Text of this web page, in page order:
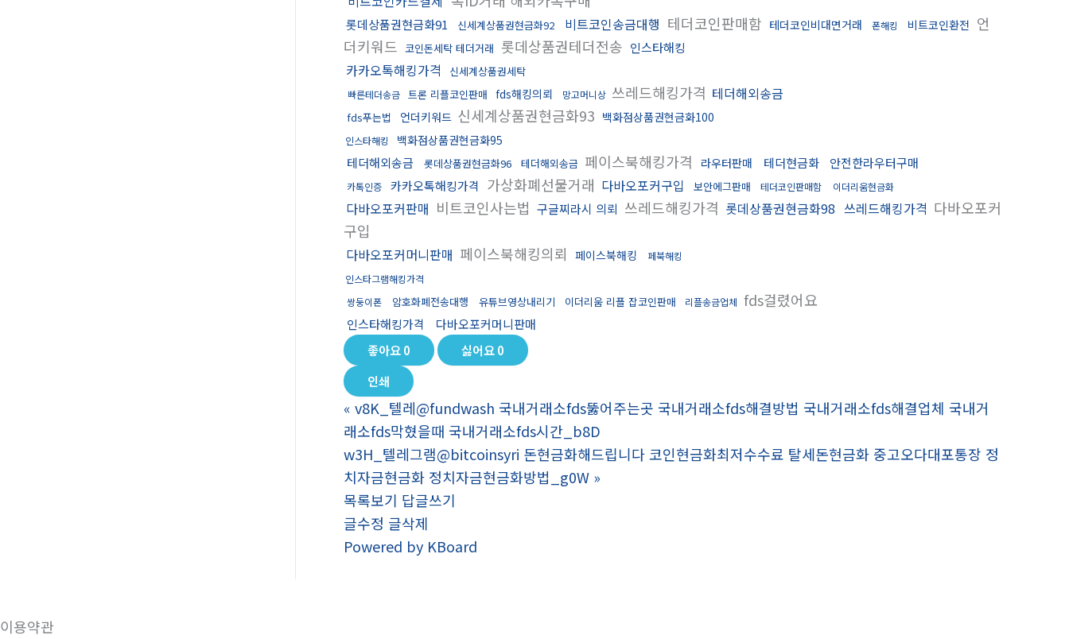
롯데상품권현금화91 신세계상품권현금화92 비트코인송금대행 테더코인판매함 테더코인비대면거래 폰해킹 비트코인환전 언
더키워드 코인돈세탁 테더거래 롯데상품권테더전송 인스타해킹
카카오톡해킹가격 신세계상품권세탁
빠른테더송금 트론 리플코인판매 fds해킹의뢰 망고머니상 쓰레드해킹가격 테더해외송금
fds푸는법 언더키워드 신세계상품권현금화93 백화점상품권현금화100
인스타해킹 백화점상품권현금화95
테더해외송금 롯데상품권현금화96 테더해외송금 페이스북해킹가격 라우터판매 테더현금화 안전한라우터구매
카톡인증 카카오톡해킹가격 가상화폐선물거래 다바오포커구입 보안에그판매 테더코인판매함 이더리움현금화
다바오포커판매 비트코인사는법 구글찌라시 의뢰 쓰레드해킹가격 롯데상품권현금화98 쓰레드해킹가격 다바오포커
구입
다바오포커머니판매 페이스북해킹의뢰 페이스북해킹
페북해킹
인스타그램해킹가격
쌍둥이폰
암호화폐전송대행 유튜브영상내리기 이더리움 리플 잡코인판매 리플송금업체 fds걸렸어요
인스타해킹가격
다바오포커머니판매
좋아요0 싫어요0
인쇄
« v8K_텔레@fundwash 국내거래소fds뚫어주는곳 국내거래소fds해결방법 국내거래소fds해결업체 국내거
래소fds막혔을때 국내거래소fds시간_b8D
w3H_텔레그램@bitcoinsyri 돈현금화해드립니다 코인현금화최저수수료 탈세돈현금화 중고오다대포통장 정
치자금현금화 정치자금현금화방법_g0W »
목록보기 답글쓰기
글수정 글삭제
Powered by KBoard
이용약관